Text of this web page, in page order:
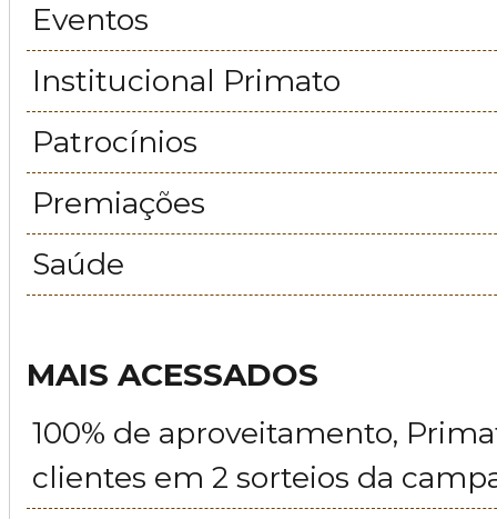
Eventos
Institucional Primato
Patrocínios
Premiações
Saúde
MAIS ACESSADOS
100% de aproveitamento,
clientes em 2 sorteios da